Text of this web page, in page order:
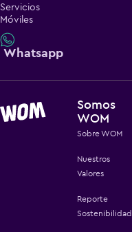
Servicios
Móviles
Whatsapp
Somos
WOM
Sobre WOM
Nuestros
Valores
Reporte
Sostenibilidad